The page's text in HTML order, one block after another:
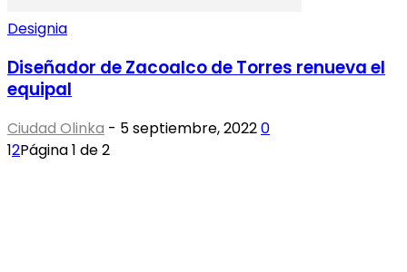
Designia
Diseñador de Zacoalco de Torres renueva el
equipal
Ciudad Olinka - 5 septiembre, 20220
12Página 1 de 2